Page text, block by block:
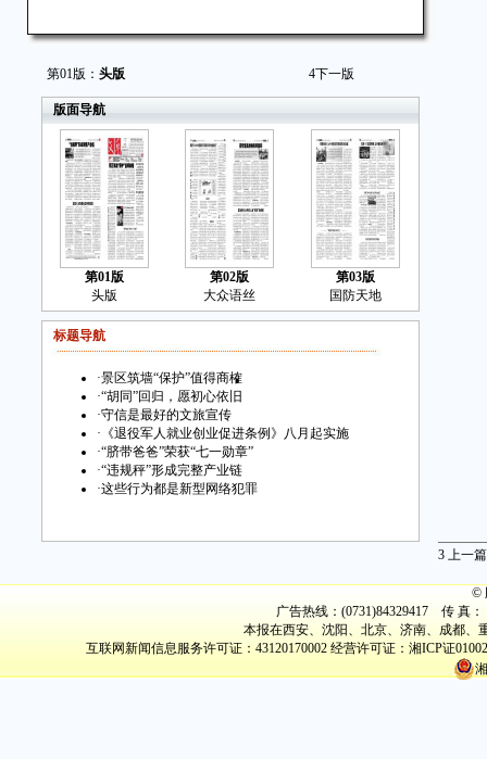
第01版： 头版 4下一版
版面导航
第01版
头版
第02版
大众语丝
第03版
国防天地
标题导航
·景区筑墙“保护”值得商榷
·“胡同”回归，愿初心依旧
·守信是最好的文旅宣传
· 《退役军人就业创业促进条例》八月起实施
·“脐带爸爸”荣获“七一勋章”
·“违规秤”形成完整产业链
·这些行为都是新型网络犯罪
3 上一篇
©
广告热线：(0731)84329417 传 真：
本报在西安、沈阳、北京、济南、成都、
互联网新闻信息服务许可证：43120170002 经营许可证：湘ICP证